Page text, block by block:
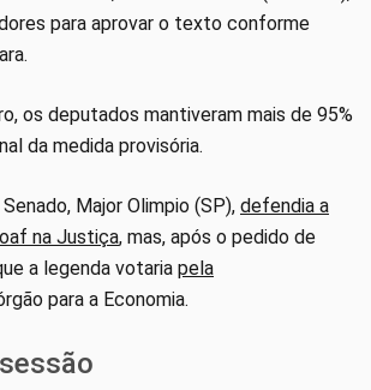
para aprovar o texto conforme
os deputados mantiveram mais de 95%
da medida provisória.
Major Olimpio (SP), defendia a
na Justiça, mas, após o pedido de
a legenda votaria pela
para a Economia.